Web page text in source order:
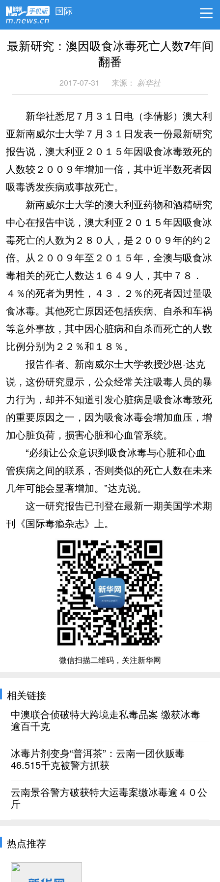
国际
最新研究：澳因吸食冰毒死亡人数7年间
翻番
2017-07-31 来源： 新华社
新华社悉尼７月３１日电（李倩影）澳大利
亚新南威尔士大学７月３１日发表一份最新研究
报告说，澳大利亚２０１５年因吸食冰毒致死的
人数较２００９年增加一倍，其中近半数死者因
吸毒诱发疾病或事故死亡。
新南威尔士大学的澳大利亚药物和酒精研究
中心在报告中说，澳大利亚２０１５年因吸食冰
毒死亡的人数为２８０人，是２００９年的约２
倍。从２００９年至２０１５年，全澳与吸食冰
毒相关的死亡人数达１６４９人，其中７８．
４％的死者为男性，４３．２％的死者因过量吸
食冰毒。其他死亡原因还包括疾病、自杀和车祸
等意外事故，其中因心脏病和自杀而死亡的人数
比例分别为２２％和１８％。
报告作者、新南威尔士大学教授沙恩·达克
说，这份研究显示，公众经常关注吸毒人员的暴
力行为，却并不知道引发心脏病是吸食冰毒致死
的重要原因之一，因为吸食冰毒会增加血压，增
加心脏负荷，损害心脏和心血管系统。
“必须让公众意识到吸食冰毒与心脏和心血
管疾病之间的联系，否则类似的死亡人数在未来
几年可能会显著增加。”达克说。
这一研究报告已刊登在最新一期美国学术期
刊《国际毒瘾杂志》上。
微信扫描二维码，关注新华网
相关链接
中澳联合侦破特大跨境走私毒品案 缴获冰毒
逾百千克
冰毒片剂变身“普洱茶”：云南一团伙贩毒
46.515千克被警方抓获
云南景谷警方破获特大运毒案缴冰毒逾４０公
斤
热点推荐